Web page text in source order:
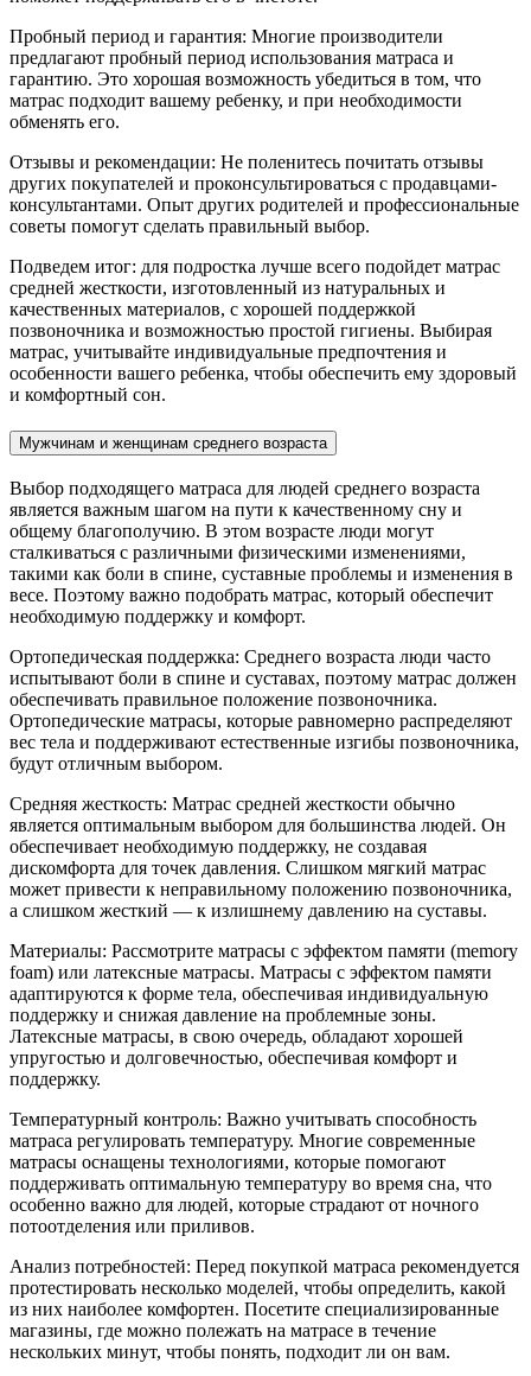
Пробный период и гарантия: Многие производители
предлагают пробный период использования матраса и
гарантию. Это хорошая возможность убедиться в том, что
матрас подходит вашему ребенку, и при необходимости
обменять его.
Отзывы и рекомендации: Не поленитесь почитать отзывы
других покупателей и проконсультироваться с продавцами-
консультантами. Опыт других родителей и профессиональные
советы помогут сделать правильный выбор.
Подведем итог: для подростка лучше всего подойдет матрас
средней жесткости, изготовленный из натуральных и
качественных материалов, с хорошей поддержкой
позвоночника и возможностью простой гигиены. Выбирая
матрас, учитывайте индивидуальные предпочтения и
особенности вашего ребенка, чтобы обеспечить ему здоровый
и комфортный сон.
Мужчинам и женщинам среднего возраста
Выбор подходящего матраса для людей среднего возраста
является важным шагом на пути к качественному сну и
общему благополучию. В этом возрасте люди могут
сталкиваться с различными физическими изменениями,
такими как боли в спине, суставные проблемы и изменения в
весе. Поэтому важно подобрать матрас, который обеспечит
необходимую поддержку и комфорт.
Ортопедическая поддержка: Среднего возраста люди часто
испытывают боли в спине и суставах, поэтому матрас должен
обеспечивать правильное положение позвоночника.
Ортопедические матрасы, которые равномерно распределяют
вес тела и поддерживают естественные изгибы позвоночника,
будут отличным выбором.
Средняя жесткость: Матрас средней жесткости обычно
является оптимальным выбором для большинства людей. Он
обеспечивает необходимую поддержку, не создавая
дискомфорта для точек давления. Слишком мягкий матрас
может привести к неправильному положению позвоночника,
а слишком жесткий — к излишнему давлению на суставы.
Материалы: Рассмотрите матрасы с эффектом памяти (memory
foam) или латексные матрасы. Матрасы с эффектом памяти
адаптируются к форме тела, обеспечивая индивидуальную
поддержку и снижая давление на проблемные зоны.
Латексные матрасы, в свою очередь, обладают хорошей
упругостью и долговечностью, обеспечивая комфорт и
поддержку.
Температурный контроль: Важно учитывать способность
матраса регулировать температуру. Многие современные
матрасы оснащены технологиями, которые помогают
поддерживать оптимальную температуру во время сна, что
особенно важно для людей, которые страдают от ночного
потоотделения или приливов.
Анализ потребностей: Перед покупкой матраса рекомендуется
протестировать несколько моделей, чтобы определить, какой
из них наиболее комфортен. Посетите специализированные
магазины, где можно полежать на матрасе в течение
нескольких минут, чтобы понять, подходит ли он вам.